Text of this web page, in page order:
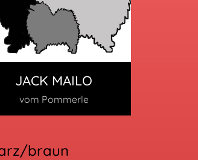
JACK MAILO
vom Pommerle
braun